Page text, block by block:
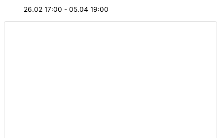
26.02 17:00 - 05.04 19:00